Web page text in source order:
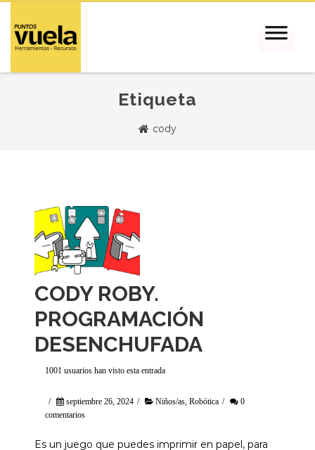
Etiqueta
cody
CODY ROBY.
PROGRAMACIÓN
DESENCHUFADA
1001 usuarios han visto esta entrada
/ septiembre 26, 2024 / Niños/as Robótica /
0
comentarios
Es un juego que puedes imprimir en papel, para